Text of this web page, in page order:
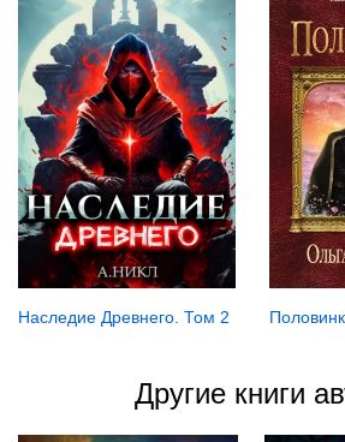
Наследие Древнего. Том 2
Другие книги